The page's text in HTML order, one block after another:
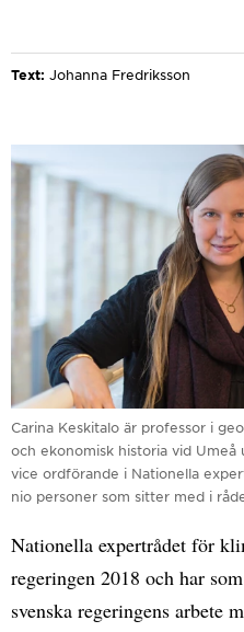
Text: Johanna Fredriksson
Carina Keskitalo är professor i
och ekonomisk historia vid
vice ordförande i Nationella
nio personer som sitter med i
Nationella expertrådet för
regeringen 2018 och har
svenska regeringens arbete